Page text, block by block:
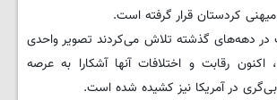
کردستان قرار گرفته است.
دهه‌های گذشته تلاش می‌کردند تصویر واحدی
اکنون رقابت و اختلافات آنها آشکارا به عرصه
در آمریکا نیز کشیده شده است.